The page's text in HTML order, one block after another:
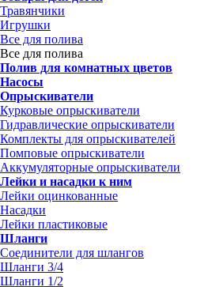
Травянчики
Игрушки
Все для полива
Все для полива
Полив для комнатных цветов
Насосы
Опрыскиватели
Курковые опрыскиватели
Гидравлические опрыскиватели
Комплекты для опрыскивателей
Помповые опрыскиватели
Аккумуляторные опрыскиватели
Лейки и насадки к ним
Лейки оцинкованные
Насадки
Лейки пластиковые
Шланги
Соединители для шлангов
Шланги 3/4
Шланги 1/2